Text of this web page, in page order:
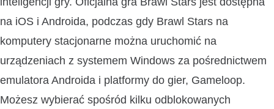
na iOS i Androida, podczas gdy Brawl Stars na
komputery stacjonarne można uruchomić na
urządzeniach z systemem Windows za pośrednictwem
emulatora Androida i platformy do gier, Gameloop.
Możesz wybierać spośród kilku odblokowanych